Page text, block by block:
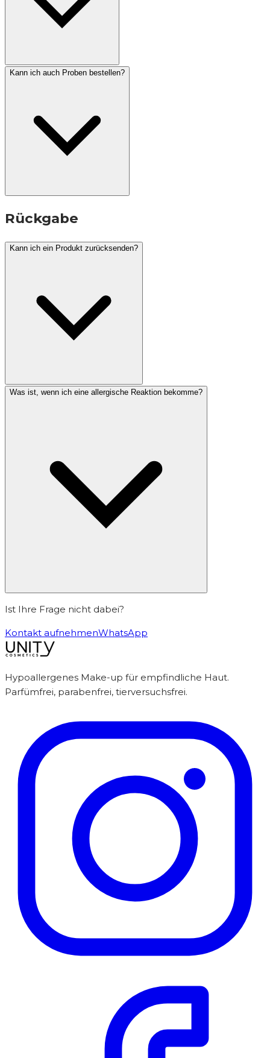
Kann ich auch Proben bestellen?
Rückgabe
Kann ich ein Produkt zurücksenden?
Was ist, wenn ich eine allergische Reaktion bekomme?
Ist Ihre Frage nicht dabei?
Kontakt aufnehmenWhatsApp
Hypoallergenes Make-up für empfindliche Haut.
Parfümfrei, parabenfrei, tierversuchsfrei.